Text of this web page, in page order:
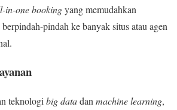
in-one bookingyang memudahkan
pindah ke banyak situs atau agen
teknologi big datadan machine learning,